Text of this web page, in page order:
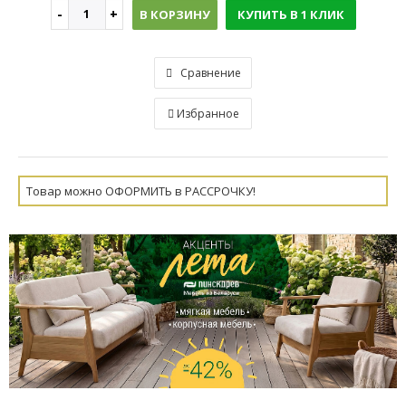
В КОРЗИНУ КУПИТЬ В 1 КЛИК
Сравнение
Избранное
Товар можно ОФОРМИТЬ в РАССРОЧКУ!